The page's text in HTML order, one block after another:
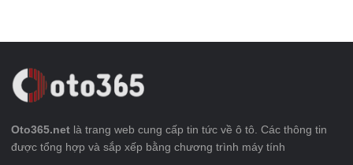
Oto365.net là trang web cung cấp tin tức về ô tô. Các thông tin
được tổng hợp và sắp xếp bằng chương trình máy tính